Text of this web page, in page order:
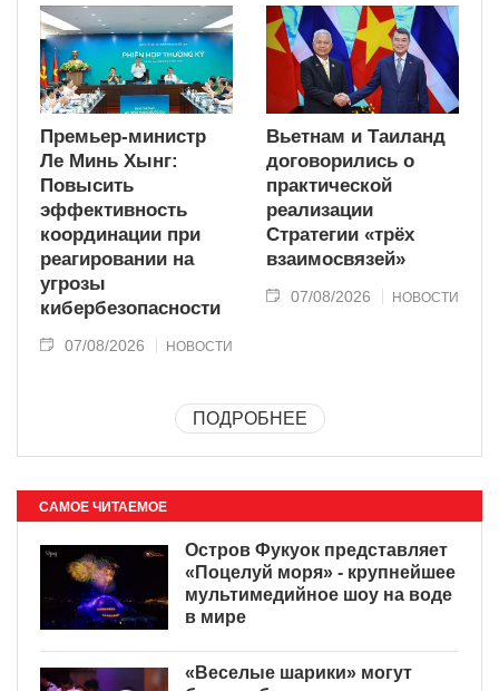
Премьер-министр
Ле Минь Хынг:
Повысить
эффективность
координации при
реагировании на
угрозы
кибербезопасности
07/08/2026 НОВОСТИ
Вьетнам и Таиланд
договорились о
практической
реализации
Стратегии «трёх
взаимосвязей»
07/08/2026 НОВОСТИ
ПОДРОБНЕЕ
САМОЕ ЧИТАЕМОЕ
Остров Фукуок представляет
«Поцелуй моря» - крупнейшее
мультимедийное шоу на воде
в мире
«Веселые шарики» могут